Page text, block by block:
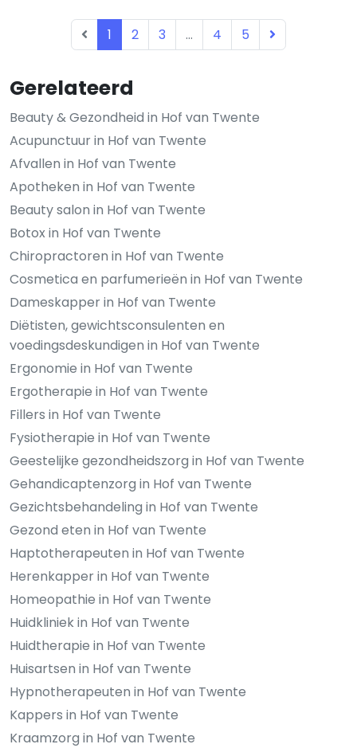
Gerelateerd
Beauty & Gezondheid in Hof van Twente
Acupunctuur in Hof van Twente
Afvallen in Hof van Twente
Apotheken in Hof van Twente
Beauty salon in Hof van Twente
Botox in Hof van Twente
Chiropractoren in Hof van Twente
Cosmetica en parfumerieën in Hof van Twente
Dameskapper in Hof van Twente
Diëtisten, gewichtsconsulenten en
voedingsdeskundigen in Hof van Twente
Ergonomie in Hof van Twente
Ergotherapie in Hof van Twente
Fillers in Hof van Twente
Fysiotherapie in Hof van Twente
Geestelijke gezondheidszorg in Hof van Twente
Gehandicaptenzorg in Hof van Twente
Gezichtsbehandeling in Hof van Twente
Gezond eten in Hof van Twente
Haptotherapeuten in Hof van Twente
Herenkapper in Hof van Twente
Homeopathie in Hof van Twente
Huidkliniek in Hof van Twente
Huidtherapie in Hof van Twente
Huisartsen in Hof van Twente
Hypnotherapeuten in Hof van Twente
Kappers in Hof van Twente
Kraamzorg in Hof van Twente
1 2 3 ... 4 5